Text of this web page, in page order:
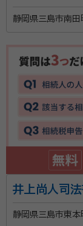
ました。分か
解決方法をご
資格等：行政書士
静岡県三島市南田
井上尚人司
静岡県三島市東